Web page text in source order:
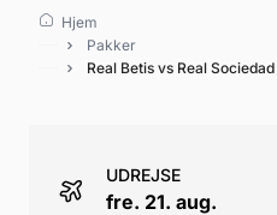
Hjem
Pakker
Real Betis vs Real Sociedad
UDREJSE
fre. 21. aug.